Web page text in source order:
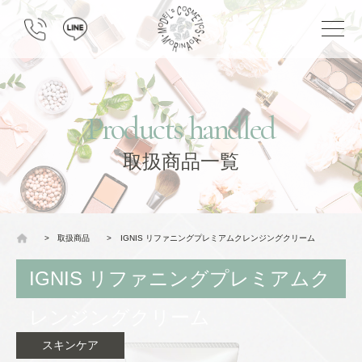
Products handled
取扱商品一覧
> 取扱商品 > IGNIS リファニングプレミアムクレンジングクリーム
IGNIS リファニングプレミアムク
スキンケア